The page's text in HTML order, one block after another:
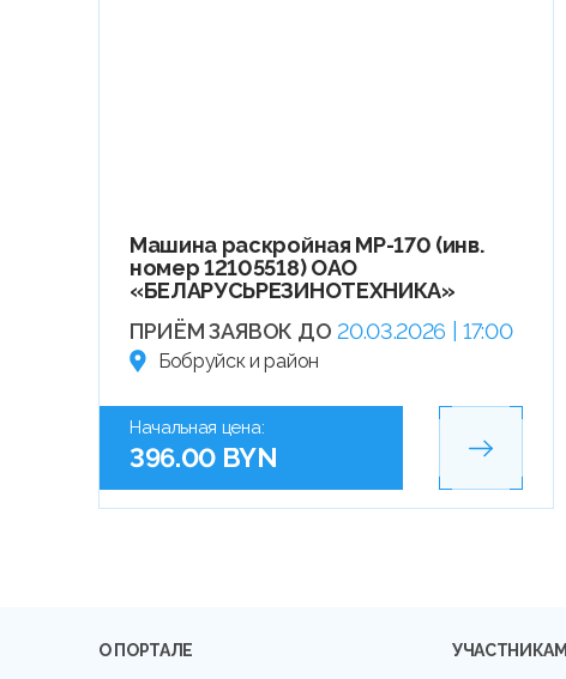
Машина раскройная МР-170 (инв.
номер 12105518) ОАО
«БЕЛАРУСЬРЕЗИНОТЕХНИКА»
ПРИЁМ ЗАЯВОК ДО 20.03.2026 | 17:00
Бобруйск и район
Начальная цена:
396.00 BYN
О ПОРТАЛЕ УЧАСТНИКАМ